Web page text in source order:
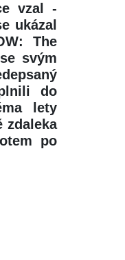
vzal -
ukázal
The
svým
do
lety
zdaleka
po